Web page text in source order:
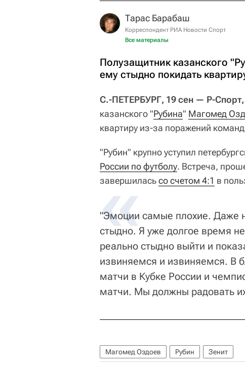
Тарас Барабаш
Корреспондент РИА Новости Спорт
Все материалы
Полузащитник казанского
ему стыдно покидать
С.-ПЕТЕРБУРГ, 19 сен — Р-
казанского "Рубина" Магомед
квартиру из-за поражений
"Рубин" крупно уступил
России по футболу. Встреча,
завершиласьсо счетом 4:1 в
"Эмоции самые плохие. Даже
стыдно. Я уже долгое время
реально стыдно выйти и
извиняемся и извиняемся. В
матчи в Кубке России и
матчи. Мы должны радовать
Магомед Оздоев Рубин Зенит